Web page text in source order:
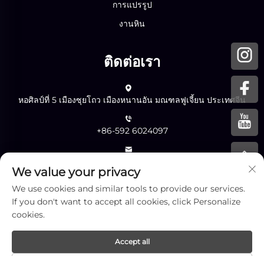
การแปรรูป
งานหิน
ติดต่อเรา
หอศิลป์ที่ 5 เมืองซุยโถว เมืองหนานอัน มณฑลฟูเจี้ยน ประเทศจีน
+86-592 6024097
ส่ง
We value your privacy
We use cookies and similar tools to provide our services.
If you don't want to accept all cookies, click Personalize
cookies.
Accept all